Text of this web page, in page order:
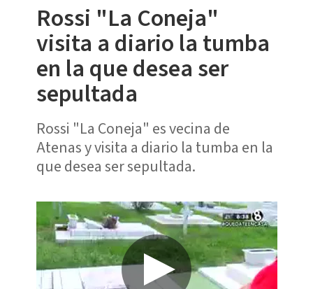
Rossi "La Coneja"
visita a diario la tumba
en la que desea ser
sepultada
Rossi "La Coneja" es vecina de
Atenas y visita a diario la tumba en la
que desea ser sepultada.